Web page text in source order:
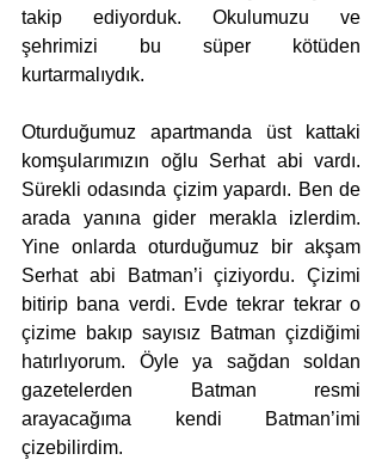
takip ediyorduk. Okulumuzu ve
şehrimizi bu süper kötüden
kurtarmalıydık.
Oturduğumuz apartmanda üst kattaki
komşularımızın oğlu Serhat abi vardı.
Sürekli odasında çizim yapardı. Ben de
arada yanına gider merakla izlerdim.
Yine onlarda oturduğumuz bir akşam
Serhat abi Batman’i çiziyordu. Çizimi
bitirip bana verdi. Evde tekrar tekrar o
çizime bakıp sayısız Batman çizdiğimi
hatırlıyorum. Öyle ya sağdan soldan
gazetelerden Batman resmi
arayacağıma kendi Batman’imi
çizebilirdim.